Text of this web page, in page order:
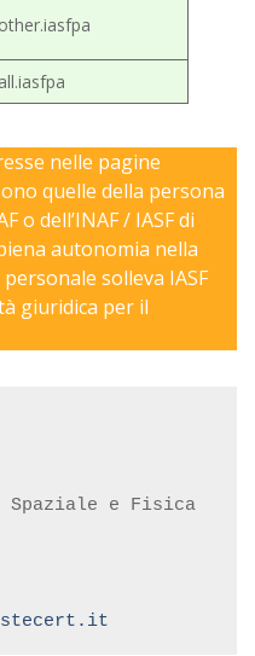
other.iasfpa
all.iasfpa
nelle pagine
quelle della persona
o dell’INAF / IASF di
autonomia nella
solleva IASF
giuridica per il
e Fisica